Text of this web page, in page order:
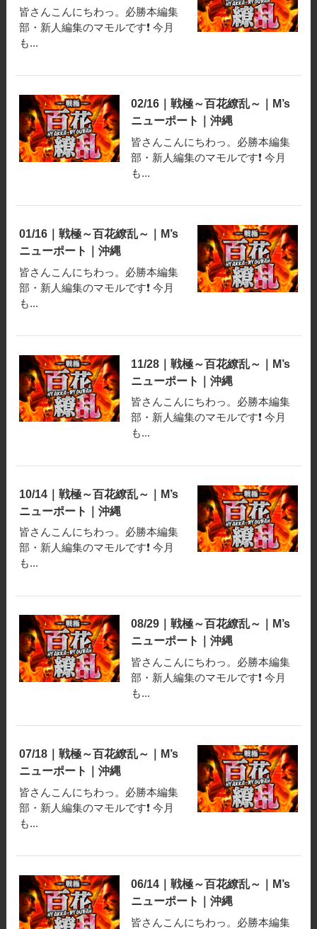
皆さんこんにちわっ。必勝本編集
部・新人編集のマモルです❗️ 今月
も...
02/16｜戦極～百花繚乱～｜M’s
ニューポート｜沖縄
皆さんこんにちわっ。必勝本編集
部・新人編集のマモルです❗️ 今月
も...
01/16｜戦極～百花繚乱～｜M’s
ニューポート｜沖縄
皆さんこんにちわっ。必勝本編集
部・新人編集のマモルです❗️ 今月
も...
11/28｜戦極～百花繚乱～｜M’s
ニューポート｜沖縄
皆さんこんにちわっ。必勝本編集
部・新人編集のマモルです❗️ 今月
も...
10/14｜戦極～百花繚乱～｜M’s
ニューポート｜沖縄
皆さんこんにちわっ。必勝本編集
部・新人編集のマモルです❗️ 今月
も...
08/29｜戦極～百花繚乱～｜M’s
ニューポート｜沖縄
皆さんこんにちわっ。必勝本編集
部・新人編集のマモルです❗️ 今月
も...
07/18｜戦極～百花繚乱～｜M’s
ニューポート｜沖縄
皆さんこんにちわっ。必勝本編集
部・新人編集のマモルです❗️ 今月
も...
06/14｜戦極～百花繚乱～｜M’s
ニューポート｜沖縄
皆さんこんにちわっ。必勝本編集